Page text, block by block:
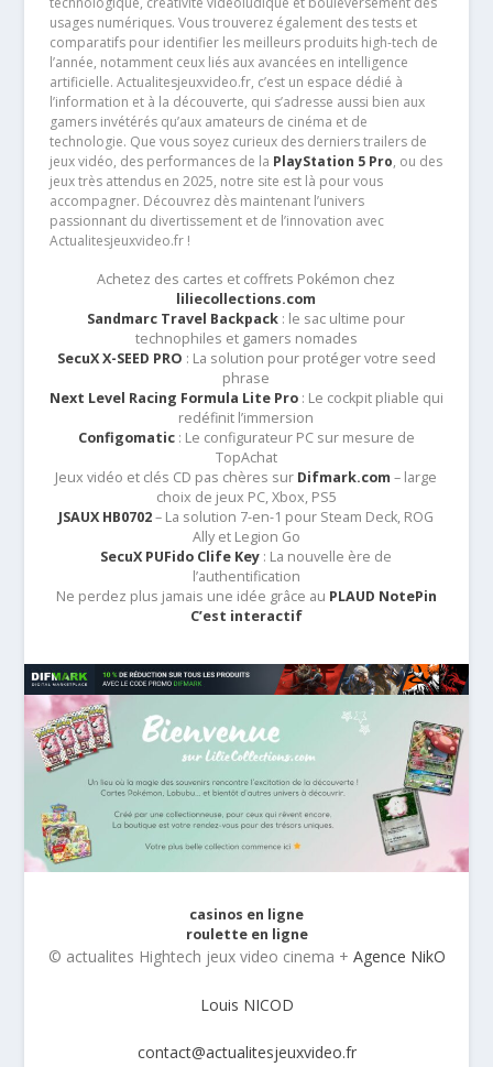
usages numériques. Vous trouverez également des tests et
comparatifs pour identifier les meilleurs produits high-tech de
l’année, notamment ceux liés aux avancées en intelligence
artificielle. Actualitesjeuxvideo.fr, c’est un espace dédié à
l’information et à la découverte, qui s’adresse aussi bien aux
gamers invétérés qu’aux amateurs de cinéma et de
technologie. Que vous soyez curieux des derniers trailers de
jeux vidéo, des performances de la PlayStation 5 Pro, ou des
jeux très attendus en 2025, notre site est là pour vous
accompagner. Découvrez dès maintenant l’univers
passionnant du divertissement et de l’innovation avec
Actualitesjeuxvideo.fr !
Achetez des cartes et coffrets Pokémon chez
liliecollections.com
Sandmarc Travel Backpack : le sac ultime pour
technophiles et gamers nomades
SecuX X-SEED PRO : La solution pour protéger votre seed
phrase
Next Level Racing Formula Lite Pro: Le cockpit pliable qui
redéfinit l’immersion
Configomatic: Le configurateur PC sur mesure de
TopAchat
Jeux vidéo et clés CD pas chères sur Difmark.com – large
choix de jeux PC, Xbox, PS5
JSAUX HB0702– La solution 7-en-1 pour Steam Deck, ROG
Ally et Legion Go
SecuX PUFido Clife Key : La nouvelle ère de
l’authentification
Ne perdez plus jamais une idée grâce au PLAUD NotePin
C’est interactif
casinos en ligne
roulette en ligne
© actualites Hightech jeux video cinema + Agence NikO
Louis NICOD
contact@actualitesjeuxvideo.fr